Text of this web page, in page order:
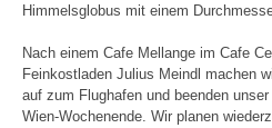
Himmelsglobus mit einem
Nach einem Cafe Mellange im Cafe
Feinkostladen Julius Meindl machen
auf zum Flughafen und beenden
Wien-Wochenende. Wir planen